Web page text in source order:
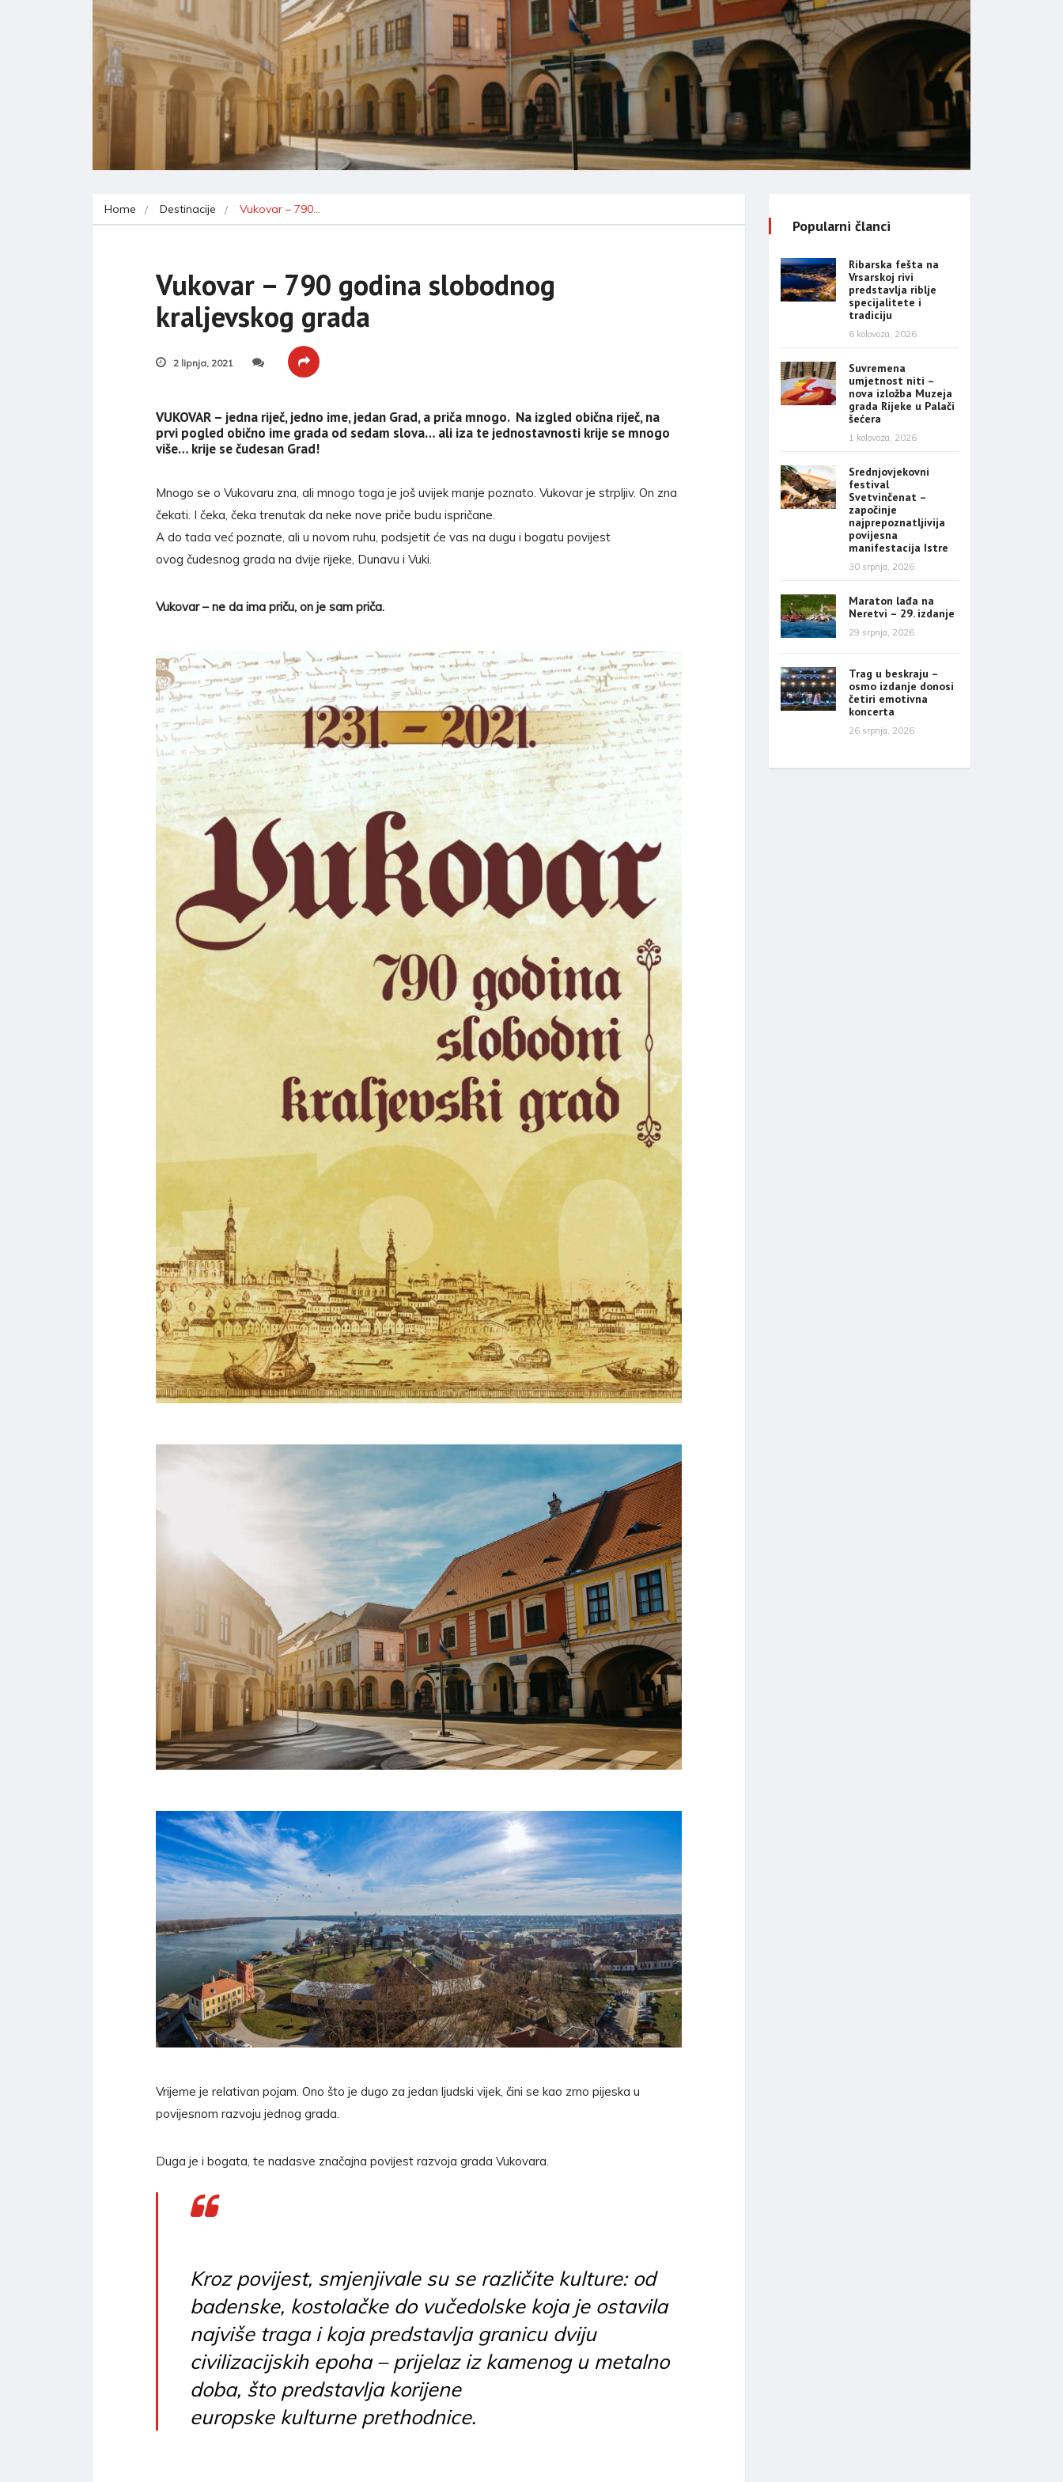
Home Destinacije Vukovar – 790…
Vukovar – 790 godina slobodnog
kraljevskog grada
2 lipnja, 2021
VUKOVAR – jedna riječ, jedno ime, jedan Grad, a priča mnogo. Na izgled obična riječ, na
prvi pogled obično ime grada od sedam slova… ali iza te jednostavnosti krije se mnogo
više… krije se čudesan Grad!
Mnogo se o Vukovaru zna, ali mnogo toga je još uvijek manje poznato. Vukovar je strpljiv. On zna
čekati. I čeka, čeka trenutak da neke nove priče budu ispričane.
A do tada već poznate, ali u novom ruhu, podsjetit će vas na dugu i bogatu povijest
ovog čudesnog grada na dvije rijeke, Dunavu i Vuki.
Vukovar – ne da ima priču, on je sam priča.
Vrijeme je relativan pojam. Ono što je dugo za jedan ljudski vijek, čini se kao zrno pijeska u
povijesnom razvoju jednog grada.
Duga je i bogata, te nadasve značajna povijest razvoja grada Vukovara.
Kroz povijest, smjenjivale su se različite kulture: od
badenske, kostolačke do vučedolske koja je ostavila
najviše traga i koja predstavlja granicu dviju
civilizacijskih epoha – prijelaz iz kamenog u metalno
doba, što predstavlja korijene
europske kulturne prethodnice.
Popularni članci
Ribarska fešta na
Vrsarskoj rivi
predstavlja riblje
specijalitete i
tradiciju
6 kolovoza, 2026
Suvremena
umjetnost niti –
nova izložba Muzeja
grada Rijeke u Palači
šećera
1 kolovoza, 2026
Srednjovjekovni
festival
Svetvinčenat –
započinje
najprepoznatljivija
povijesna
manifestacija Istre
30 srpnja, 2026
Maraton lađa na
Neretvi – 29. izdanje
29 srpnja, 2026
Trag u beskraju –
osmo izdanje donosi
četiri emotivna
koncerta
26 srpnja, 2026